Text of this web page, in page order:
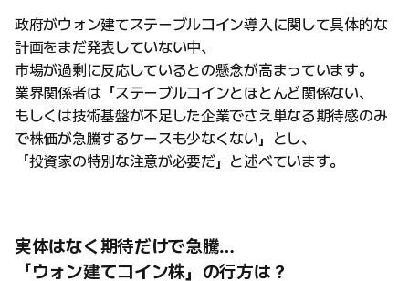
政府がウォン建てステーブルコイン導入に関して具体的な
計画をまだ発表していない中、
市場が過剰に反応しているとの懸念が高まっています。
業界関係者は「ステーブルコインとほとんど関係ない、
もしくは技術基盤が不足した企業でさえ単なる期待感のみ
で株価が急騰するケースも少なくない」とし、
「投資家の特別な注意が必要だ」と述べています。
実体はなく期待だけで急騰…
「ウォン建てコイン株」の行方は？